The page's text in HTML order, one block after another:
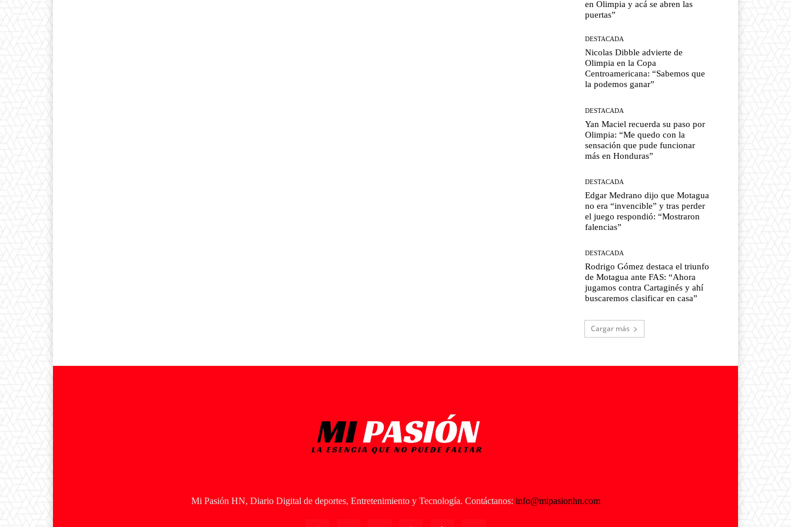
en Olimpia y acá se abren las
puertas”
DESTACADA
Nicolas Dibble advierte de
Olimpia en la Copa
Centroamericana: “Sabemos que
la podemos ganar”
DESTACADA
Yan Maciel recuerda su paso por
Olimpia: “Me quedo con la
sensación que pude funcionar
más en Honduras”
DESTACADA
Edgar Medrano dijo que Motagua
no era “invencible” y tras perder
el juego respondió: “Mostraron
falencias”
DESTACADA
Rodrigo Gómez destaca el triunfo
de Motagua ante FAS: “Ahora
jugamos contra Cartaginés y ahí
buscaremos clasificar en casa”
Cargar más
Mi Pasión HN, Diario Digital de deportes, Entretenimiento y Tecnología. Contáctanos: info@mipasionhn.com